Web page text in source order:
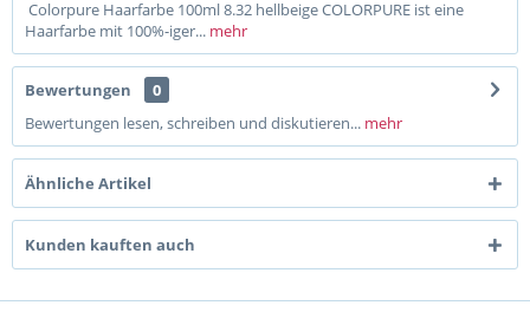
Colorpure Haarfarbe 100ml 8.32 hellbeige COLORPURE ist eine
Haarfarbe mit 100%-iger... mehr
Bewertungen
0
Bewertungen lesen, schreiben und diskutieren... mehr
Ähnliche Artikel
Kunden kauften auch